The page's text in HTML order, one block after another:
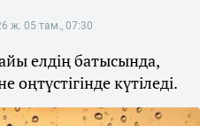
ж. 05 там., 07:30
елдің батысында,
күтіледі.